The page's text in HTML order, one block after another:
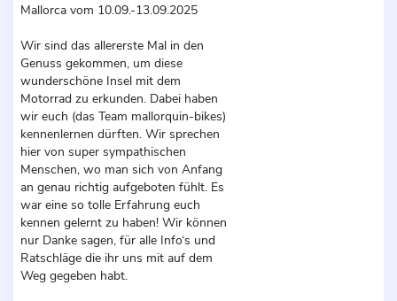
Mallorca vom 10.09.-13.09.2025
Wir sind das allererste Mal in den
Genuss gekommen, um diese
wunderschöne Insel mit dem
Motorrad zu erkunden. Dabei haben
wir euch (das Team mallorquin-bikes)
kennenlernen dürften. Wir sprechen
hier von super sympathischen
Menschen, wo man sich von Anfang
an genau richtig aufgeboten fühlt. Es
war eine so tolle Erfahrung euch
kennen gelernt zu haben! Wir können
nur Danke sagen, für alle Info‘s und
Ratschläge die ihr uns mit auf dem
Weg gegeben habt.